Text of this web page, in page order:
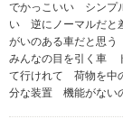
でかっこいい シンプ
い 逆にノーマルだと
がいのある車だと思う
みんなの目を引く車
て行けれて 荷物を中
分な装置 機能がない